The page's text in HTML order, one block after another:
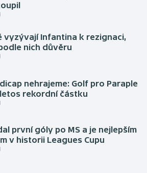
vyzývají Infantina k rezignaci,
nich důvěru
nehrajeme: Golf pro Paraple
rekordní částku
první góly po MS a je nejlepším
v historii Leagues Cupu